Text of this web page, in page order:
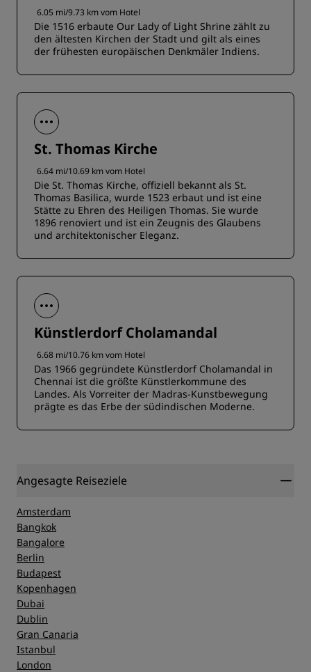
6.05 mi/9.73 km vom Hotel
Die 1516 erbaute Our Lady of Light Shrine zählt zu
den ältesten Kirchen der Stadt und gilt als eines
der frühesten europäischen Denkmäler Indiens.
St. Thomas Kirche
6.64 mi/10.69 km vom Hotel
Die St. Thomas Kirche, offiziell bekannt als St.
Thomas Basilica, wurde 1523 erbaut und ist eine
Stätte zu Ehren des Heiligen Thomas. Sie wurde
1896 renoviert und ist ein Zeugnis des Glaubens
und architektonischer Eleganz.
Künstlerdorf Cholamandal
6.68 mi/10.76 km vom Hotel
Das 1966 gegründete Künstlerdorf Cholamandal in
Chennai ist die größte Künstlerkommune des
Landes. Als Vorreiter der Madras-Kunstbewegung
prägte es das Erbe der südindischen Moderne.
Angesagte Reiseziele
Amsterdam
Bangkok
Bangalore
Berlin
Budapest
Kopenhagen
Dubai
Dublin
Gran Canaria
Istanbul
London